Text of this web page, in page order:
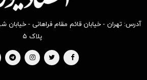
آدرس: تهران - خیابان قائم مقام فراهانی -
پلاک ۵